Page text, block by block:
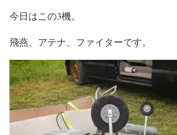
今日はこの3機。
飛燕、アテナ、ファイターです。